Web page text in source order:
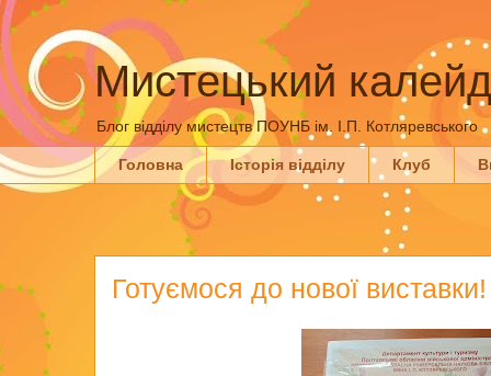
Мистецький
Блог відділу мистецтв ПОУНБ ім. І.П. Котляревського
Головна Історія відділу Клуб
Готуємося до нової виставки!